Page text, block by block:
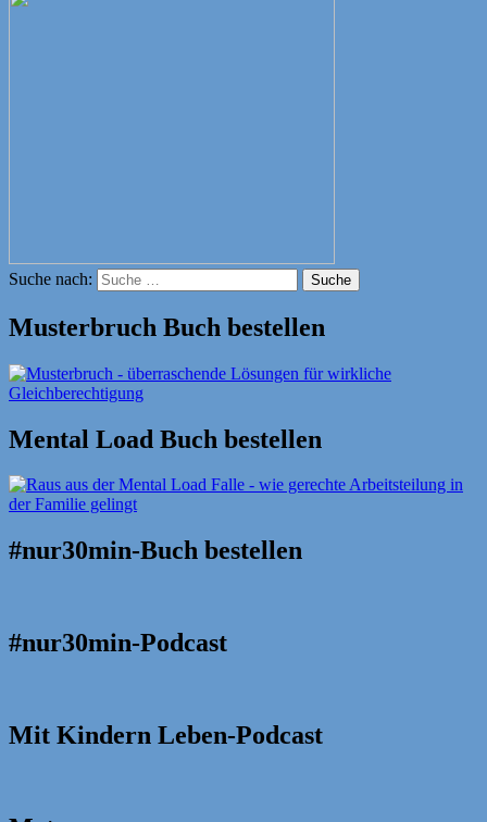
Suche nach: Suche
Musterbruch Buch bestellen
Mental Load Buch bestellen
#nur30min-Buch bestellen
#nur30min-Podcast
Mit Kindern Leben-Podcast